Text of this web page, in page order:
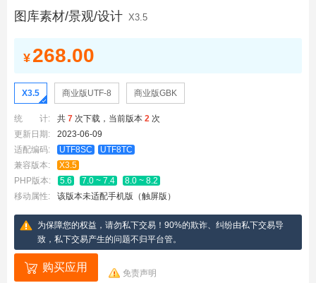
图库素材/景观/设计 X3.5
¥ 268.00
X3.5 商业版UTF-8 商业版GBK
统 计: 共 7 次下载，当前版本 2 次
更新日期:
2023-06-09
适配编码:
UTF8SC
UTF8TC
兼容版本:
X3.5
PHP版本:
5.6 7.0 ~ 7.4
8.0 ~ 8.2
移动属性:
该版本未适配手机版（触屏版）
为保障您的权益，请勿私下交易！90%的欺诈、纠纷由私下交易导
致，私下交易产生的问题不归平台管。
购买应用 免责声明